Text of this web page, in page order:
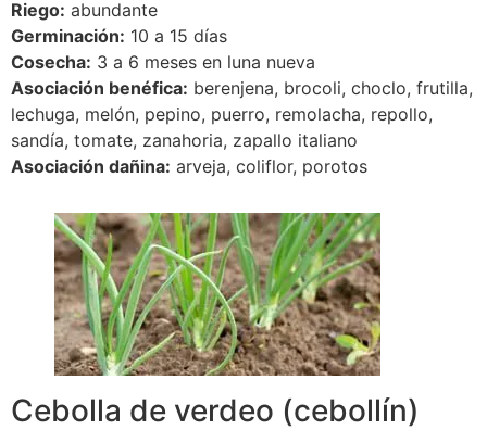
Riego: abundante
Germinación: 10 a 15 días
Cosecha: 3 a 6 meses en luna nueva
Asociación benéfica: berenjena, brocoli, choclo, frutilla,
lechuga, melón, pepino, puerro, remolacha, repollo,
sandía, tomate, zanahoria, zapallo italiano
Asociación dañina: arveja, coliflor, porotos
Cebolla de verdeo (cebollín)